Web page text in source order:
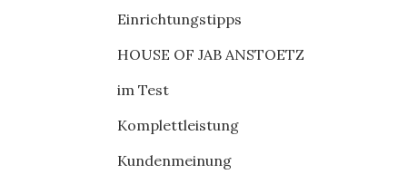
Einrichtungstipps
HOUSE OF JAB ANSTOETZ
im Test
Komplettleistung
Kundenmeinung